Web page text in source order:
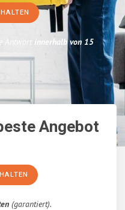
Antwort innerhalb von 15
Angebot
(garantiert).